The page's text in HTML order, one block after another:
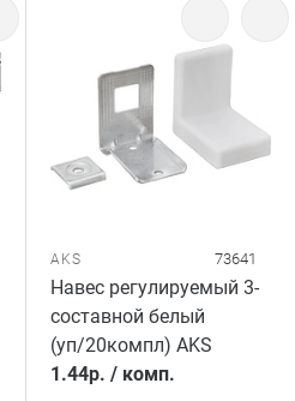
AKS 73641
Навес регулируемый 3-
составной белый
(уп/20компл) AKS
1.44р. / комп.